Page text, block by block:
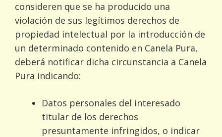
consideren que se ha producido una
violación de sus legítimos derechos de
propiedad intelectual por la introducción de
un determinado contenido en Canela Pura,
deberá notificar dicha circunstancia a Canela
Pura indicando:
Datos personales del interesado
titular de los derechos
presuntamente infringidos, o indicar